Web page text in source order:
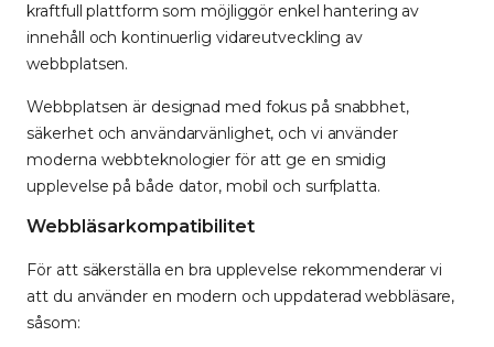
kraftfull plattform som möjliggör enkel hantering av
innehåll och kontinuerlig vidareutveckling av
webbplatsen.
Webbplatsen är designad med fokus på snabbhet,
säkerhet och användarvänlighet, och vi använder
moderna webbteknologier för att ge en smidig
upplevelse på både dator, mobil och surfplatta.
Webbläsarkompatibilitet
För att säkerställa en bra upplevelse rekommenderar vi
att du använder en modern och uppdaterad webbläsare,
såsom: